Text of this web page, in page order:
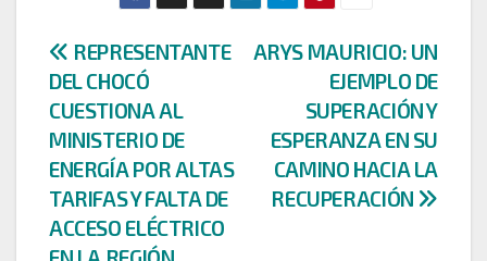
Navegación
de
entradas
ARYS MAURICIO: UN
EJEMPLO DE
SUPERACIÓN Y
ESPERANZA EN SU
CAMINO HACIA LA
RECUPERACIÓN
REPRESENTANTE
DEL CHOCÓ
CUESTIONA AL
MINISTERIO DE
ENERGÍA POR ALTAS
TARIFAS Y FALTA DE
ACCESO ELÉCTRICO